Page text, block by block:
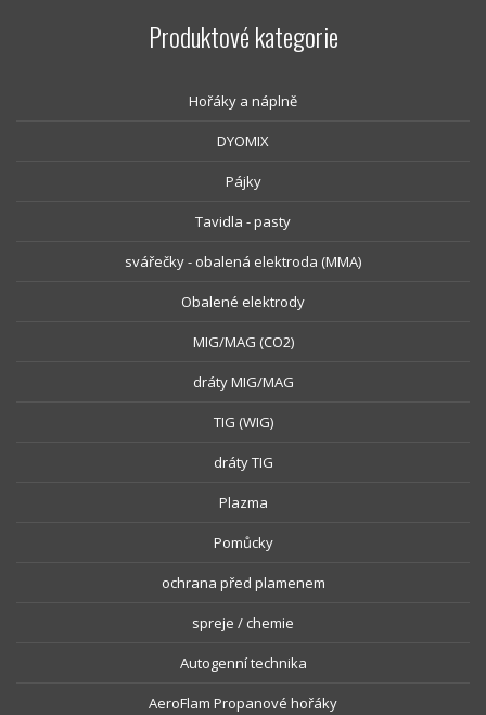
Produktové kategorie
Hořáky a náplně
DYOMIX
Pájky
Tavidla - pasty
svářečky - obalená elektroda (MMA)
Obalené elektrody
MIG/MAG (CO2)
dráty MIG/MAG
TIG (WIG)
dráty TIG
Plazma
Pomůcky
ochrana před plamenem
spreje / chemie
Autogenní technika
AeroFlam Propanové hořáky